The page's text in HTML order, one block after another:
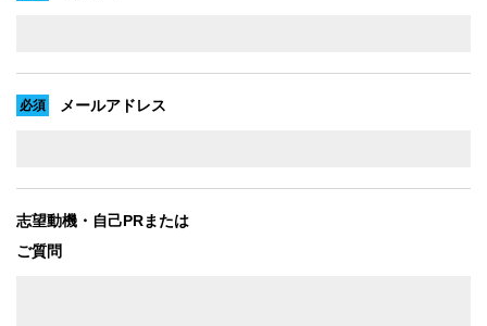
メールアドレス
志望動機・自己PRまたは
ご質問